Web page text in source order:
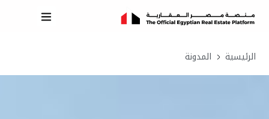
الرئيسية المدونة